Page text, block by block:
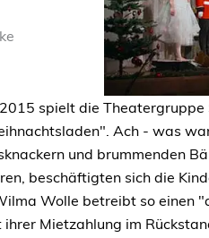
spielt die
Ach - was
und brummenden
beschäftigten sich die
Wolle betreibt so einen
Mietzahlung im